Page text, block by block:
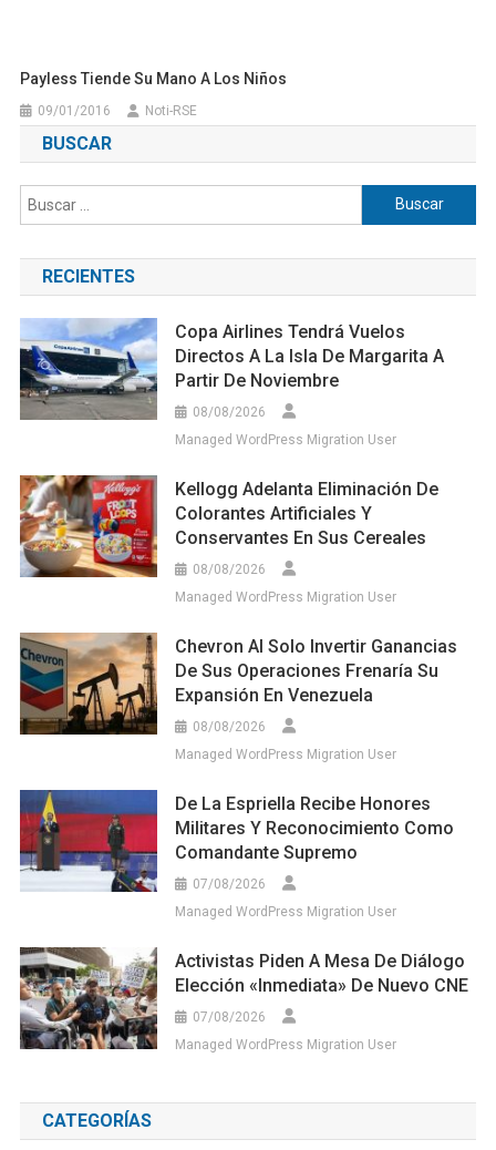
Payless Tiende Su Mano A Los Niños
09/01/2016 Noti-RSE
BUSCAR
Buscar:
RECIENTES
Copa Airlines Tendrá Vuelos
Directos A La Isla De Margarita A
Partir De Noviembre
08/08/2026
Managed WordPress Migration User
Kellogg Adelanta Eliminación De
Colorantes Artificiales Y
Conservantes En Sus Cereales
08/08/2026
Managed WordPress Migration User
Chevron Al Solo Invertir Ganancias
De Sus Operaciones Frenaría Su
Expansión En Venezuela
08/08/2026
Managed WordPress Migration User
De La Espriella Recibe Honores
Militares Y Reconocimiento Como
Comandante Supremo
07/08/2026
Managed WordPress Migration User
Activistas Piden A Mesa De Diálogo
Elección «inmediata» De Nuevo CNE
07/08/2026
Managed WordPress Migration User
CATEGORÍAS